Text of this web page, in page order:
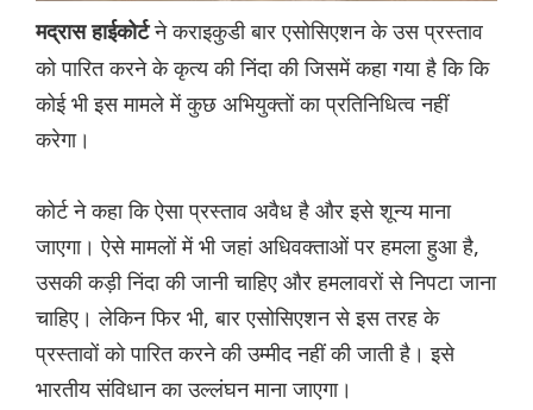
मद्रास हाईकोर्टने कराइकुडी बार एसोसिएशन के उस प्रस्ताव
को पारित करने के कृत्य की निंदा की जिसमें कहा गया है कि कि
कोई भी इस मामले में कुछ अभियुक्तों का प्रतिनिधित्व नहीं
करेगा।
कोर्ट ने कहा कि ऐसा प्रस्ताव अवैध है और इसे शून्य माना
जाएगा। ऐसे मामलों में भी जहां अधिवक्ताओं पर हमला हुआ है,
उसकी कड़ी निंदा की जानी चाहिए और हमलावरों से निपटा जाना
चाहिए। लेकिन फिर भी, बार एसोसिएशन से इस तरह के
प्रस्तावों को पारित करने की उम्मीद नहीं की जाती है। इसे
भारतीय संविधान का उल्लंघन माना जाएगा।